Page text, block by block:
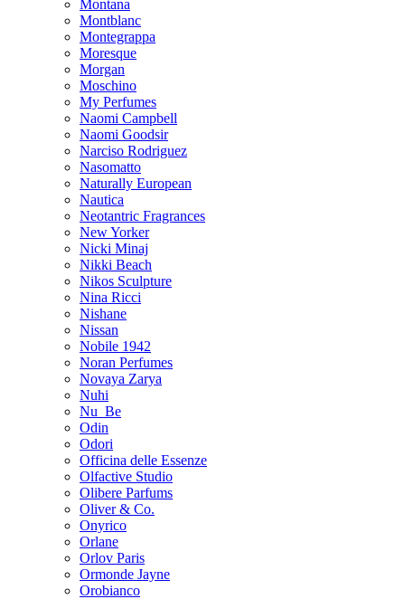
Montana
Montblanc
Montegrappa
Moresque
Morgan
Moschino
My Perfumes
Naomi Campbell
Naomi Goodsir
Narciso Rodriguez
Nasomatto
Naturally European
Nautica
Neotantric Fragrances
New Yorker
Nicki Minaj
Nikki Beach
Nikos Sculpture
Nina Ricci
Nishane
Nissan
Nobile 1942
Noran Perfumes
Novaya Zarya
Nuhi
Nu_Be
Odin
Odori
Officina delle Essenze
Olfactive Studio
Olibere Parfums
Oliver & Co.
Onyrico
Orlane
Orlov Paris
Ormonde Jayne
Orobianco